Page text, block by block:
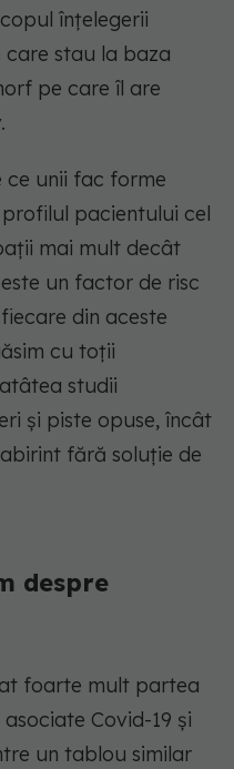
înțelegerii
care stau la baza
pe care îl are
unii fac forme
pacientului cel
mai mult decât
un factor de risc
din aceste
cu toții
studii
și piste opuse, încât
fără soluție de
despre
foarte mult partea
Covid-19 și
un tablou similar